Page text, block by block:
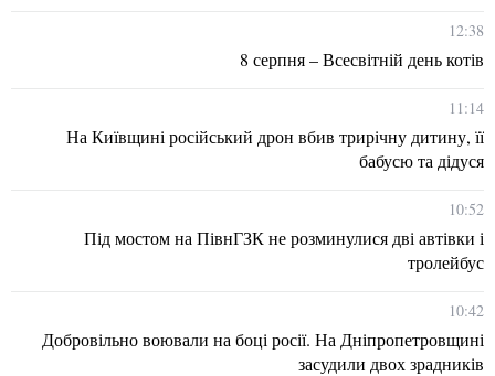
12:38
8 серпня – Всесвітній день котів
11:14
На Київщині російський дрон вбив трирічну дитину, її
бабусю та дідуся
10:52
Під мостом на ПівнГЗК не розминулися дві автівки і
тролейбус
10:42
Добровільно воювали на боці росії. На Дніпропетровщині
засудили двох зрадників